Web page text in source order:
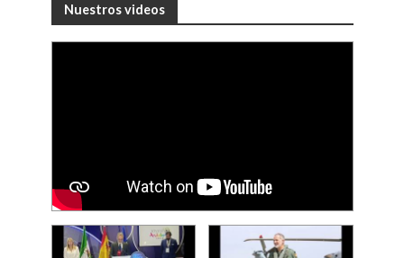
Nuestros videos